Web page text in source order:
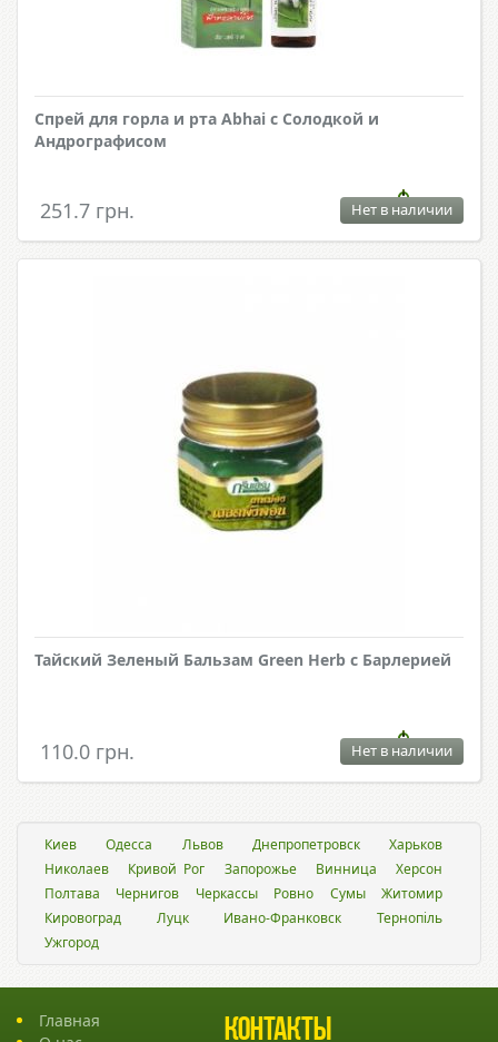
Спрей для горла и рта Abhai с Солодкой и
Андрографисом
251.7 грн. Нет в наличии
Тайский Зеленый Бальзам Green Herb с Барлерией
110.0 грн. Нет в наличии
Киев Одесса Львов Днепропетровск
Харьков
Николаев
Кривой Рог Запорожье Винница
Херсон
Полтава
Чернигов Черкассы Ровно Сумы
Житомир
Кировоград
Луцк Ивано-Франковск
Тернопіль
Ужгород
Главная
Контакты